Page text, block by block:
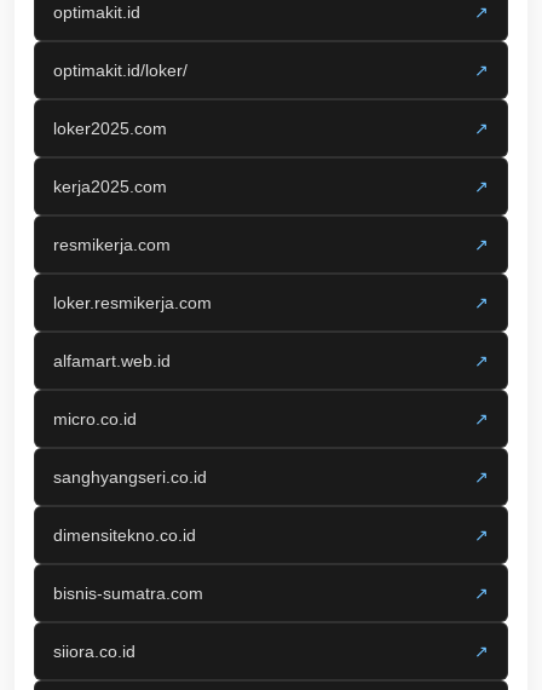
optimakit.id ↗
optimakit.id/loker/ ↗
loker2025.com ↗
kerja2025.com ↗
resmikerja.com ↗
loker.resmikerja.com ↗
alfamart.web.id ↗
micro.co.id ↗
sanghyangseri.co.id ↗
dimensitekno.co.id ↗
bisnis-sumatra.com ↗
siiora.co.id ↗